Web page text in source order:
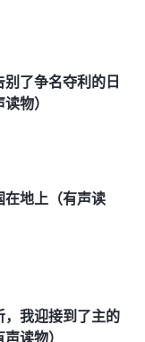
的工作时，神的
华神的带领，敬
神的要求做才能
求是除了耶和华
新工作之后，神
的新名、祷告神
时代，神的名不
耶稣这个名，祷
富的恩典和从主
别了争名夺利的日
物）
在地上（有声读
，我迎接到了主的
读物）